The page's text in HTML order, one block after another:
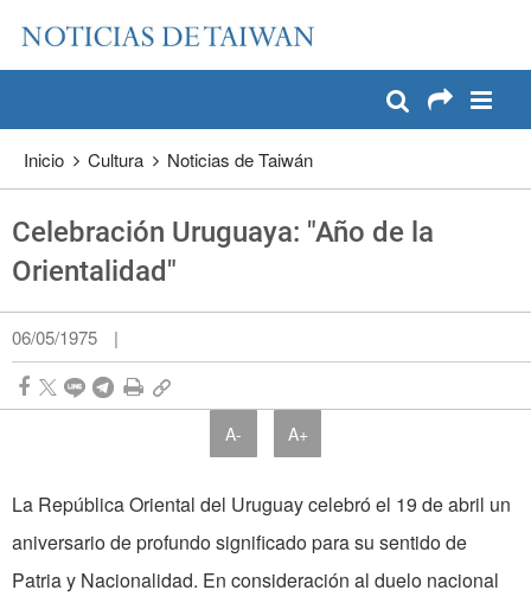
Pase a contenido principal
Inicio Cultura Noticias de Taiwán
Celebración Uruguaya: "Año de la
Orientalidad"
06/05/1975 |
A- A+
La República Oriental del Uruguay celebró el 19 de abril un
aniversario de profundo significado para su sentido de
Patria y Nacionalidad. En consideración al duelo nacional